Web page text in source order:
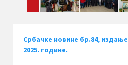
Србачке новине бр.84,
2025. године.